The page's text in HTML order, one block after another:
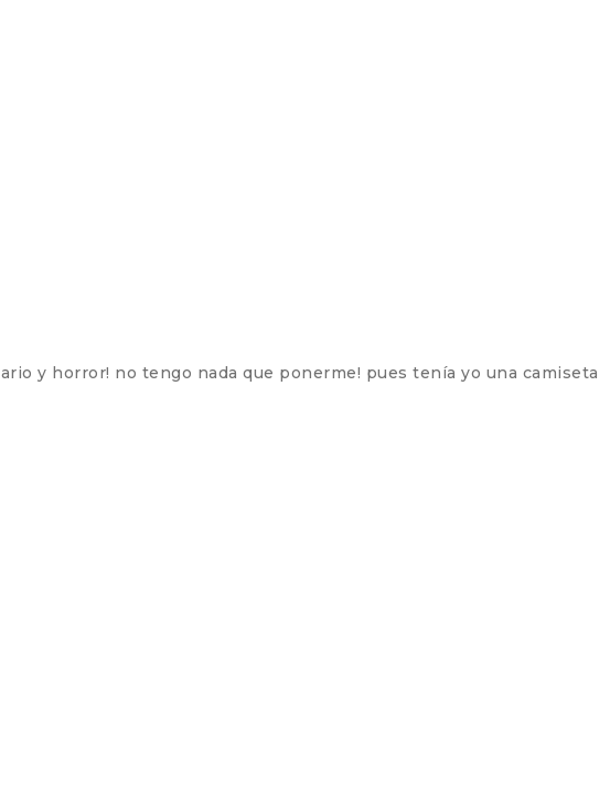
y horror! no tengo nada que ponerme! pues tenía yo una camiseta